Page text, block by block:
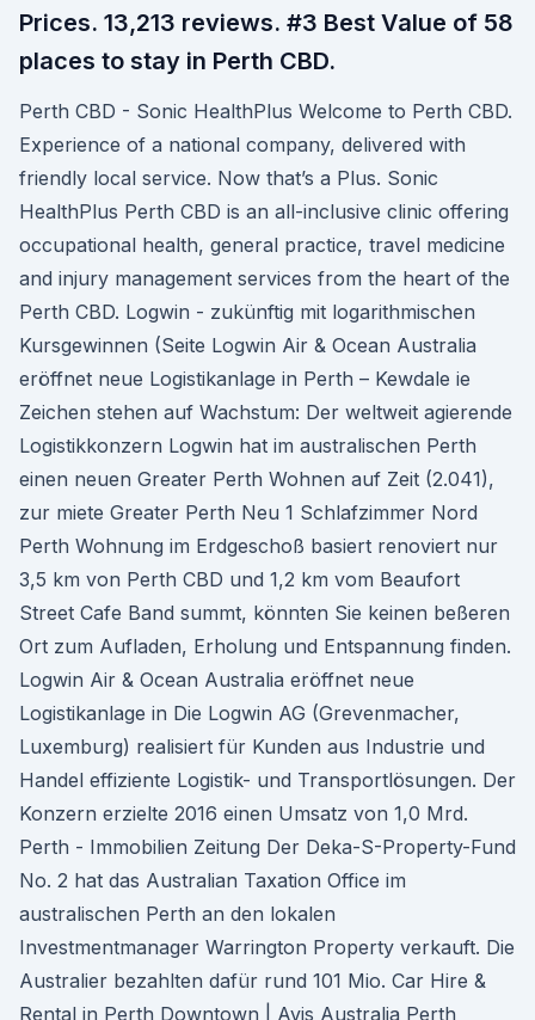
Prices. 13,213 reviews. #3 Best Value of 58
places to stay in Perth CBD.
Perth CBD - Sonic HealthPlus Welcome to Perth CBD.
Experience of a national company, delivered with
friendly local service. Now that’s a Plus. Sonic
HealthPlus Perth CBD is an all-inclusive clinic offering
occupational health, general practice, travel medicine
and injury management services from the heart of the
Perth CBD. Logwin - zukünftig mit logarithmischen
Kursgewinnen (Seite Logwin Air & Ocean Australia
eröffnet neue Logistikanlage in Perth – Kewdale ie
Zeichen stehen auf Wachstum: Der weltweit agierende
Logistikkonzern Logwin hat im australischen Perth
einen neuen Greater Perth Wohnen auf Zeit (2.041),
zur miete Greater Perth Neu 1 Schlafzimmer Nord
Perth Wohnung im Erdgeschoß basiert renoviert nur
3,5 km von Perth CBD und 1,2 km vom Beaufort
Street Cafe Band summt, könnten Sie keinen beßeren
Ort zum Aufladen, Erholung und Entspannung finden.
Logwin Air & Ocean Australia eröffnet neue
Logistikanlage in Die Logwin AG (Grevenmacher,
Luxemburg) realisiert für Kunden aus Industrie und
Handel effiziente Logistik- und Transportlösungen. Der
Konzern erzielte 2016 einen Umsatz von 1,0 Mrd.
Perth - Immobilien Zeitung Der Deka-S-Property-Fund
No. 2 hat das Australian Taxation Office im
australischen Perth an den lokalen
Investmentmanager Warrington Property verkauft. Die
Australier bezahlten dafür rund 101 Mio. Car Hire &
Rental in Perth Downtown | Avis Australia Perth